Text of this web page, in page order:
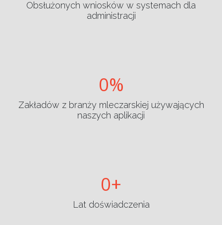
Obsłużonych wniosków w systemach dla
administracji
0
Zakładów z branży mleczarskiej używających
naszych aplikacji
0
Lat doświadczenia